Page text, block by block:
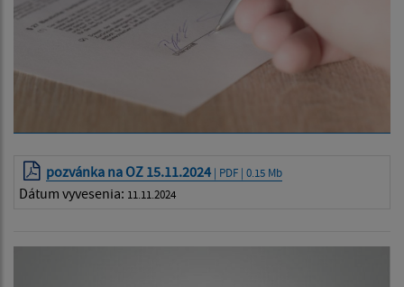
pozvánka na OZ 15.11.2024 | PDF | 0.15 Mb
Dátum vyvesenia: 11.11.2024